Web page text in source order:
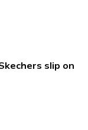
slip on